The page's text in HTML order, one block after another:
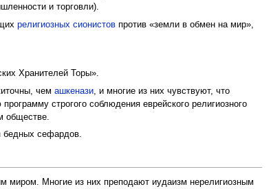
и торговли).
религиозных сионистов против «земли в обмен на мир»,
Хранителей Торы».
чемашкенази, и многие из них чувствуют, что
строгого соблюдения еврейского религиозного
обществе.
бедных сефардов.
миром. Многие из них преподают иудаизм нерелигиозным